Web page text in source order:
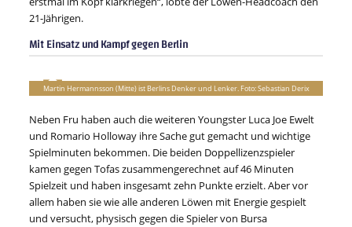
21-Jährigen.
Mit Einsatz und Kampf gegen Berlin
Martin Hermannsson (Mitte) ist Berlins Denker und Lenker. Foto: Sebastian Derix
Neben Fru haben auch die weiteren Youngster Luca Joe Ewelt
und Romario Holloway ihre Sache gut gemacht und wichtige
Spielminuten bekommen. Die beiden Doppellizenzspieler
kamen gegen Tofas zusammengerechnet auf 46 Minuten
Spielzeit und haben insgesamt zehn Punkte erzielt. Aber vor
allem haben sie wie alle anderen Löwen mit Energie gespielt
und versucht, physisch gegen die Spieler von Bursa